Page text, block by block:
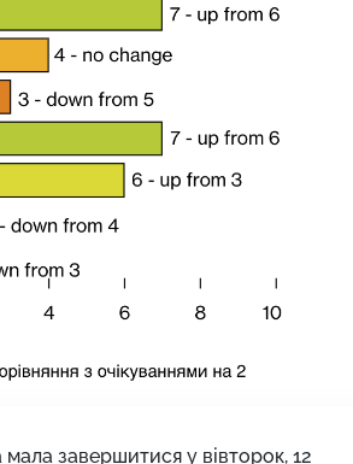
завершитися у вівторок, 12